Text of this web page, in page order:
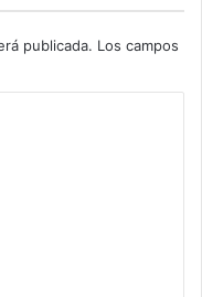
publicada. Los campos